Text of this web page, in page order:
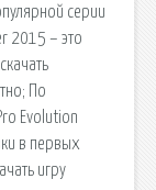
серии
2015 – это
По
Evolution
в первых
игру